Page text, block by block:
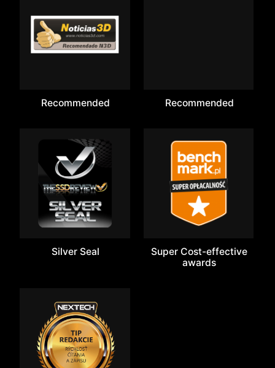
Recommended Recommended
Silver Seal
Super Cost-effective
awards